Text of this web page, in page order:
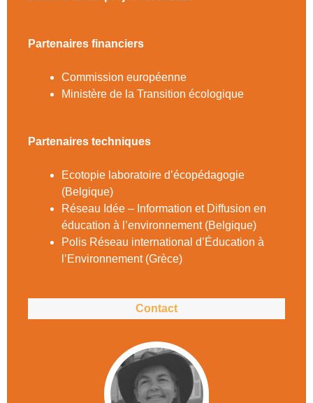
Partenaires financiers
Commission européenne
Ministère de la Transition écologique
Partenaires techniques
Ecotopie laboratoire d’écopédagogie
(Belgique)
Réseau Idée – Information et Diffusion en
éducation à l’environnement (Belgique)
Polis Réseau international d’Éducation à
l’Environnement (Grèce)
Contact